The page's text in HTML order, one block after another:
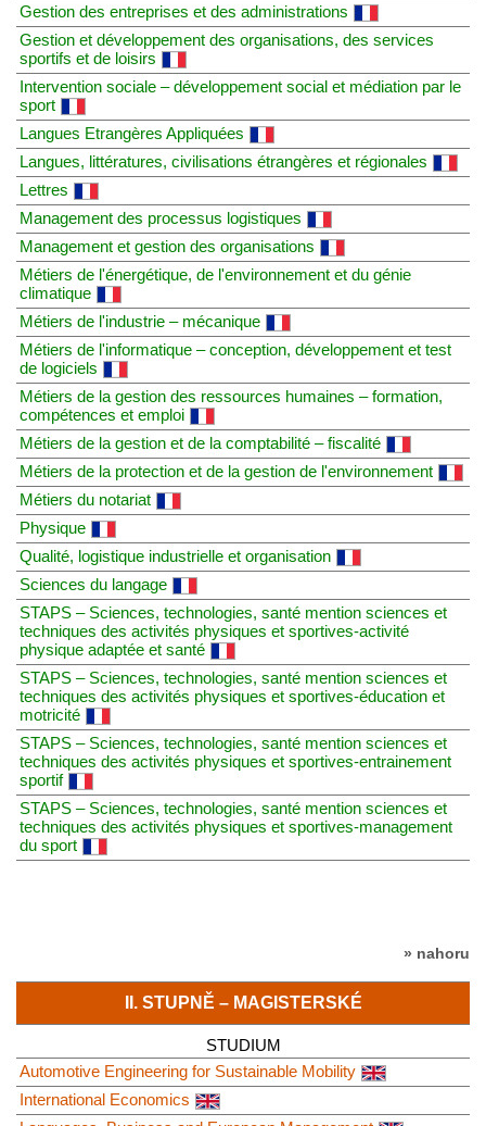
Gestion des entreprises et des administrations
Gestion et développement des organisations, des services
sportifs et de loisirs
Intervention sociale – développement social et médiation par le
sport
Langues Etrangères Appliquées
Langues, littératures, civilisations étrangères et régionales
Lettres
Management des processus logistiques
Management et gestion des organisations
Métiers de l'énergétique, de l'environnement et du génie
climatique
Métiers de l'industrie – mécanique
Métiers de l'informatique – conception, développement et test
de logiciels
Métiers de la gestion des ressources humaines – formation,
compétences et emploi
Métiers de la gestion et de la comptabilité – fiscalité
Métiers de la protection et de la gestion de l'environnement
Métiers du notariat
Physique
Qualité, logistique industrielle et organisation
Sciences du langage
STAPS – Sciences, technologies, santé mention sciences et
techniques des activités physiques et sportives-activité
physique adaptée et santé
STAPS – Sciences, technologies, santé mention sciences et
techniques des activités physiques et sportives-éducation et
motricité
STAPS – Sciences, technologies, santé mention sciences et
techniques des activités physiques et sportives-entrainement
sportif
STAPS – Sciences, technologies, santé mention sciences et
techniques des activités physiques et sportives-management
du sport
» nahoru
II. STUPNĚ – MAGISTERSKÉ
STUDIUM
Automotive Engineering for Sustainable Mobility
International Economics